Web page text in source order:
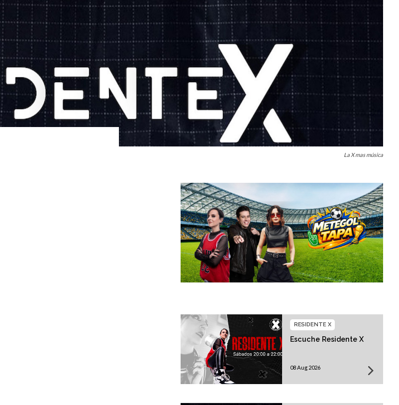
La X mas música
Escuche Residente X
RESIDENTE X
08 Aug 2026